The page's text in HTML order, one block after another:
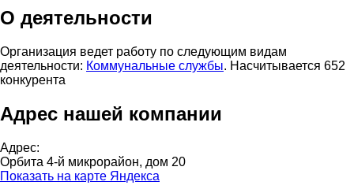
О деятельности
Организация ведет работу по следующим видам
деятельности: Коммунальные службы. Насчитывается 652
конкурента
Адрес нашей компании
Адрес:
Орбита 4-й микрорайон, дом 20
Показать на карте Яндекса